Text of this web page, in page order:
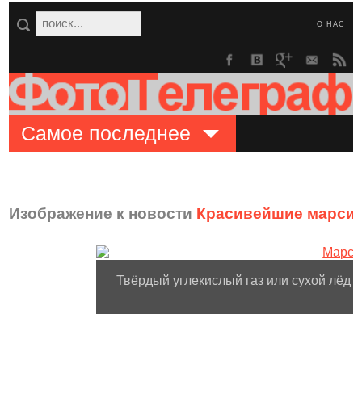
О НАС
Самое последнее
Изображение к новости Красивейшие
Твёрдый углекислый газ или сухой